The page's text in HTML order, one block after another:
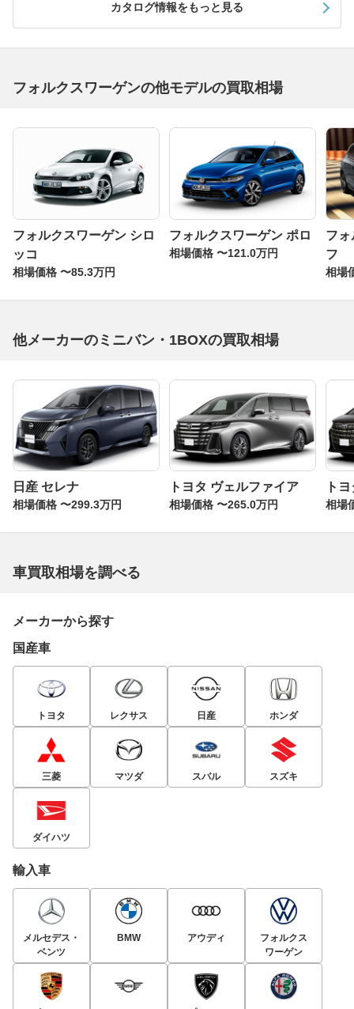
カタログ情報をもっと見る
フォルクスワーゲンの他モデルの買取相場
フォルクスワーゲン シロ
ッコ
相場価格 〜85.3万円
フォルクスワーゲン ポロ
相場価格 〜121.0万円
フォ
フ
相場
他メーカーのミニバン・1BOXの買取相場
日産 セレナ
相場価格 〜299.3万円
トヨタ ヴェルファイア
相場価格 〜265.0万円
ト
相場
車買取相場を調べる
メーカーから探す
国産車
トヨタ レクサス 日産 ホンダ
三菱 マツダ スバル スズキ
ダイハツ
輸入車
メルセデス・
ベンツ
BMW アウディ
フォルクス
ワーゲン